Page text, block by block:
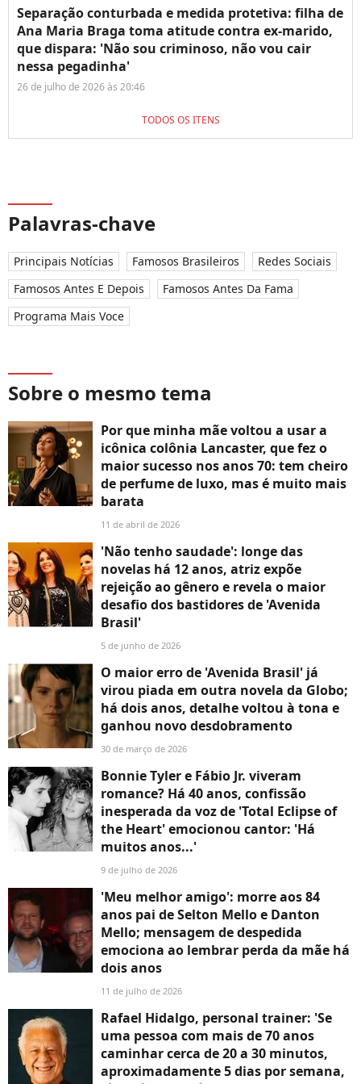
Separação conturbada e medida protetiva: filha de
Ana Maria Braga toma atitude contra ex-marido,
que dispara: 'Não sou criminoso, não vou cair
nessa pegadinha'
26 de julho de 2026 às 20:46
TODOS OS ITENS
Palavras-chave
Principais Notícias Famosos Brasileiros
Redes Sociais
Famosos Antes E Depois
Famosos Antes Da Fama
Programa Mais Voce
Sobre o mesmo tema
Por que minha mãe voltou a usar a
icônica colônia Lancaster, que fez o
maior sucesso nos anos 70: tem cheiro
de perfume de luxo, mas é muito mais
barata
11 de abril de 2026
'Não tenho saudade': longe das
novelas há 12 anos, atriz expõe
rejeição ao gênero e revela o maior
desafio dos bastidores de 'Avenida
Brasil'
5 de junho de 2026
O maior erro de 'Avenida Brasil' já
virou piada em outra novela da Globo;
há dois anos, detalhe voltou à tona e
ganhou novo desdobramento
30 de março de 2026
Bonnie Tyler e Fábio Jr. viveram
romance? Há 40 anos, confissão
inesperada da voz de 'Total Eclipse of
the Heart' emocionou cantor: 'Há
muitos anos...'
9 de julho de 2026
'Meu melhor amigo': morre aos 84
anos pai de Selton Mello e Danton
Mello; mensagem de despedida
emociona ao lembrar perda da mãe há
dois anos
11 de julho de 2026
Rafael Hidalgo, personal trainer: 'Se
uma pessoa com mais de 70 anos
caminhar cerca de 20 a 30 minutos,
aproximadamente 5 dias por semana,